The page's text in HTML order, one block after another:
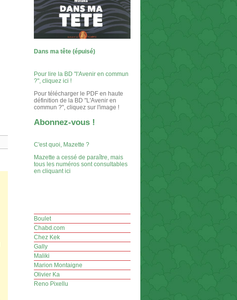
Dans ma tête (épuisé)
Pour lire la BD "l'Avenir en commun
?", cliquez ici !
Pour télécharger le PDF en haute
définition de la BD "L'Avenir en
commun ?", cliquez sur l'image !
Abonnez-vous !
C'est quoi, Mazette ?
Mazette a cessé de paraître, mais
tous les numéros sont consultables
en cliquant ici
Boulet
Chabd.com
Chez Kek
Gally
Maliki
Marion Montaigne
Olivier Ka
Reno Pixellu